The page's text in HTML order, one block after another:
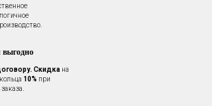
Скидка на
10% при
выгодно